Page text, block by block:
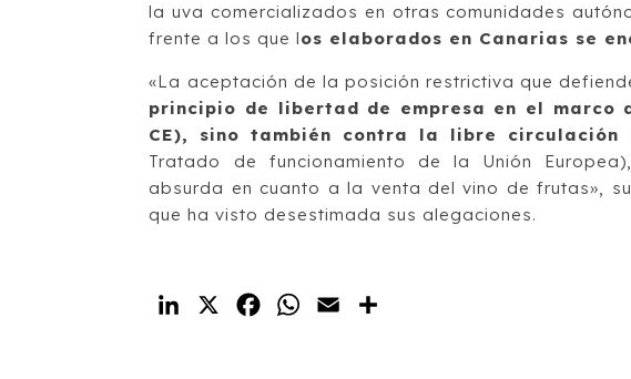
la uva comercializados en otras comunidades
frente a los que los elaborados en Canarias se
«La aceptación de la posición restrictiva que
principio de libertad de empresa en el marco
CE), sino también contra la libre circulación
Tratado de funcionamiento de la Unión
absurda en cuanto a la venta del vino de frutas»,
que ha visto desestimada sus alegaciones.
LinkedIn
X FacebookWhatsApp
Email